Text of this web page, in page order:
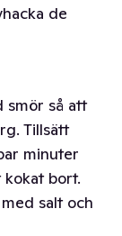
de
smör så att
Tillsätt
minuter
bort.
salt och